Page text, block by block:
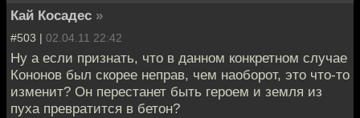
Кай Косадес »
#503 | 02.04.11 22:42
Ну а если признать, что в данном конкретном случае
Кононов был скорее неправ, чем наоборот, это что-то
изменит? Он перестанет быть героем и земля из
пуха превратится в бетон?